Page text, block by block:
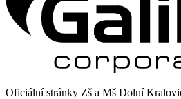
Oficiální stránky Zš a Mš Dolní